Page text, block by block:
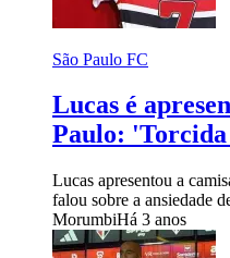
São Paulo FC
Lucas é
Paulo:
Lucas apresentou a
falou sobre a ansiedade
MorumbiHá 3 anos